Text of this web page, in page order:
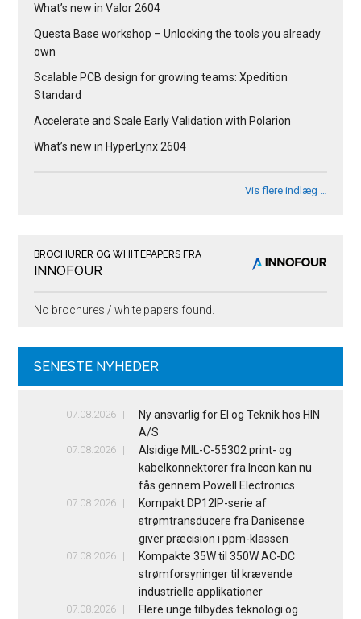
What’s new in Valor 2604
Questa Base workshop – Unlocking the tools you already
own
Scalable PCB design for growing teams: Xpedition
Standard
Accelerate and Scale Early Validation with Polarion
What’s new in HyperLynx 2604
Vis flere indlæg …
BROCHURER OG WHITEPAPERS FRA
INNOFOUR
No brochures / white papers found.
SENESTE NYHEDER
07.08.2026
Ny ansvarlig for El og Teknik hos HIN
A/S
07.08.2026
Alsidige MIL-C-55302 print- og
kabelkonnektorer fra Incon kan nu
fås gennem Powell Electronics
07.08.2026
Kompakt DP12IP-serie af
strømtransducere fra Danisense
giver præcision i ppm-klassen
07.08.2026
Kompakte 35W til 350W AC-DC
strømforsyninger til krævende
industrielle applikationer
07.08.2026
Flere unge tilbydes teknologi og